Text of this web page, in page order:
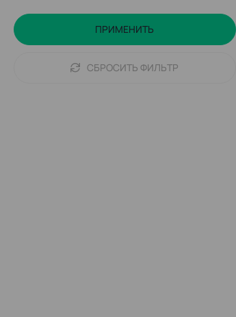
ПРИМЕНИТЬ
СБРОСИТЬ ФИЛЬТР